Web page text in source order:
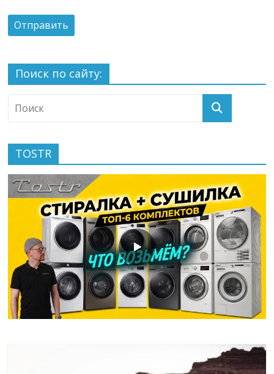
Поиск по сайту:
TOSTR